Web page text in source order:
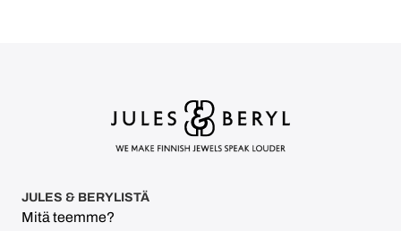
JULES & BERYLISTÄ
Mitä teemme?